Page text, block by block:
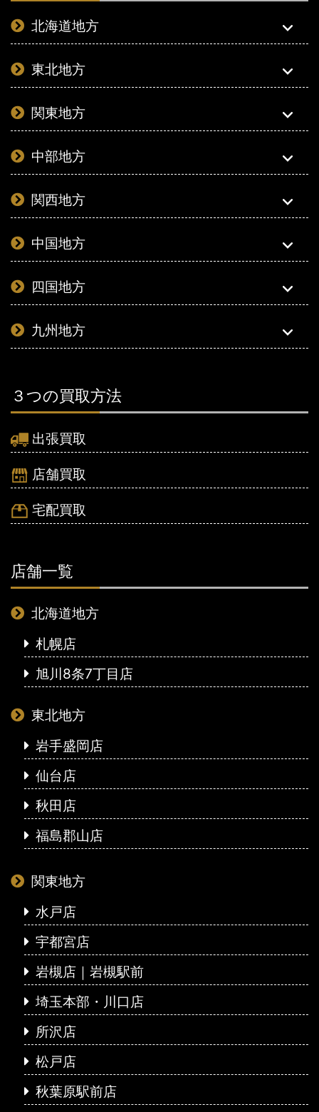
北海道地方
東北地方
関東地方
中部地方
関西地方
中国地方
四国地方
九州地方
３つの買取方法
出張買取
店舗買取
宅配買取
店舗一覧
北海道地方
札幌店
旭川8条7丁目店
東北地方
岩手盛岡店
仙台店
秋田店
福島郡山店
関東地方
水戸店
宇都宮店
岩槻店｜岩槻駅前
埼玉本部・川口店
所沢店
松戸店
秋葉原駅前店